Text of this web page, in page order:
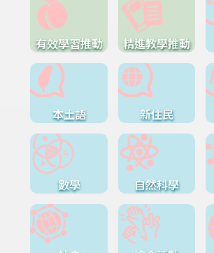
有效學習推動 精進教學推動
本土語 新住民
數學 自然科學